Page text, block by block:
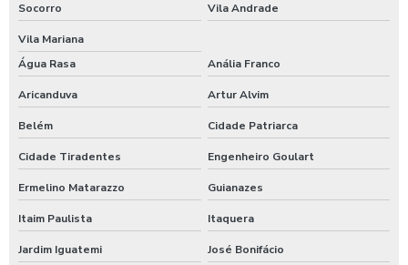
Socorro Vila Andrade
Vila Mariana
Água Rasa
Anália Franco
Aricanduva Artur Alvim
Belém Cidade Patriarca
Cidade Tiradentes Engenheiro Goulart
Ermelino Matarazzo Guianazes
Itaim Paulista Itaquera
Jardim Iguatemi José Bonifácio